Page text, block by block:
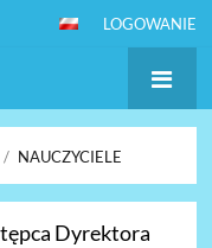
LOGOWANIE
/ NAUCZYCIELE
Dyrektora